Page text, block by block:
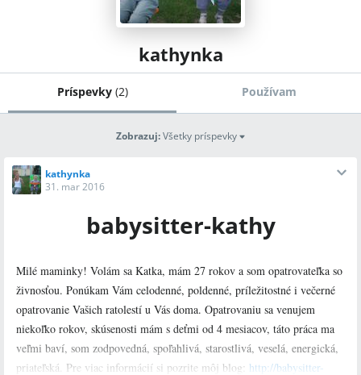
kathynka
Príspevky (2) Používam
Zobrazuj:Všetky príspevky
kathynka
31. mar 2016
babysitter-kathy
Milé maminky! Volám sa Katka, mám 27 rokov a som opatrovateľka so
živnosťou. Ponúkam Vám celodenné, poldenné, príležitostné i večerné
opatrovanie Vašich ratolestí u Vás doma. Opatrovaniu sa venujem
niekoľko rokov, skúsenosti mám s deťmi od 4 mesiacov, táto práca ma
veľmi baví, som zodpovedná, spoľahlivá, starostlivá, veselá, energická,
priateľská. Pre viac informácií si pozrite môj blog: http://babysitter-